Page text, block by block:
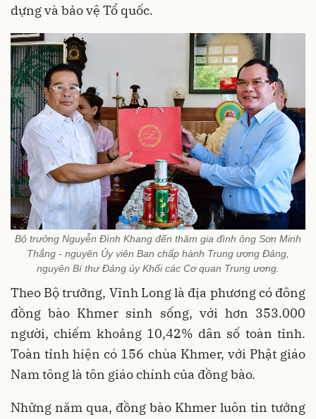
dựng và bảo vệ Tổ quốc.
Bộ trưởng Nguyễn Đình Khang đến thăm gia đình ông Sơn Minh
Thắng - nguyên Ủy viên Ban chấp hành Trung ương Đảng,
nguyên Bí thư Đảng ủy Khối các Cơ quan Trung ương.
Theo Bộ trưởng, Vĩnh Long là địa phương có đông
đồng bào Khmer sinh sống, với hơn 353.000
người, chiếm khoảng 10,42% dân số toàn tỉnh.
Toàn tỉnh hiện có 156 chùa Khmer, với Phật giáo
Nam tông là tôn giáo chính của đồng bào.
Những năm qua, đồng bào Khmer luôn tin tưởng